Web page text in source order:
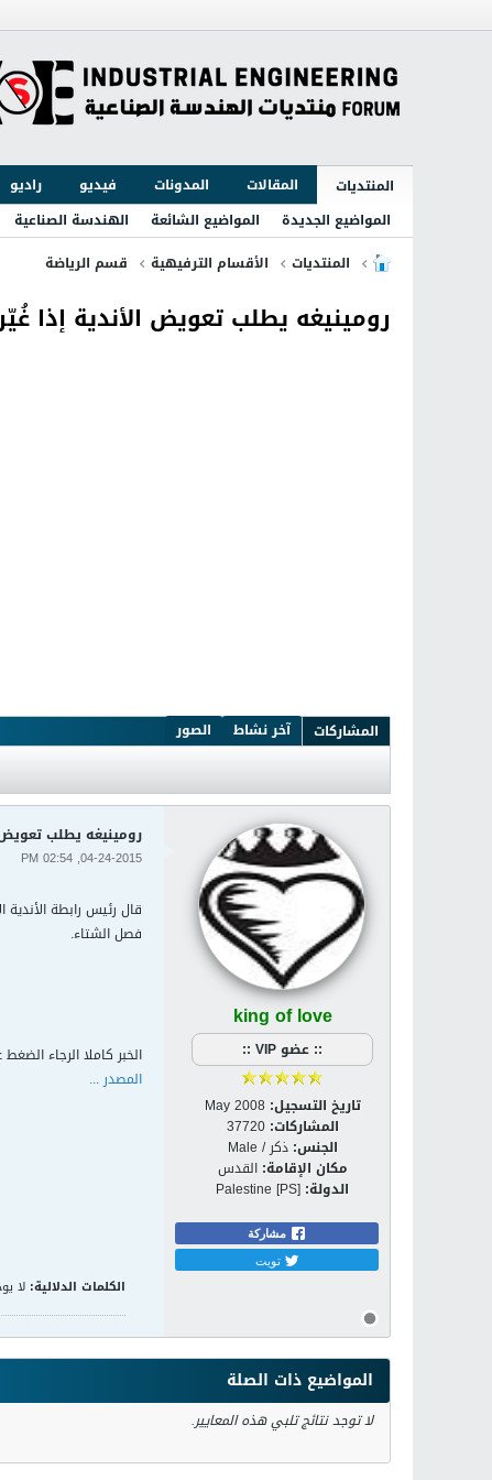
المنتديات المقالات المدونات فيديو راديو
المواضيع الجديدة
المواضيع الشائعة الهندسة الصناعية
المنتديات
الأقسام الترفيهية قسم الرياضة
رومينيغه يطلب تعويض الأندية إذا
المشاركات آخر نشاط الصور
king of love
:: عضو VIP ::
تاريخ التسجيل: May 2008
المشاركات: 37720
الجنس: ذكر / Male
مكان الإقامة: القدس
الدولة: Palestine [PS]
مشاركة
تويت
رومينيغه يطلب
04-24-2015, 02:54 PM
قال رئيس رابطة الأندية
فصل الشتاء.
الخبر كاملا الرجاء
المصدر ...
الكلمات الدلالية: لا
المواضيع ذات الصلة
لا توجد نتائج تلبي هذه المعايير.